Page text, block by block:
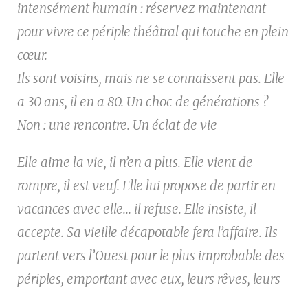
intensément humain : réservez maintenant
pour vivre ce périple théâtral qui touche en plein
cœur.
Ils sont voisins, mais ne se connaissent pas. Elle
a 30 ans, il en a 80. Un choc de générations ?
Non : une rencontre. Un éclat de vie
Elle aime la vie, il n’en a plus. Elle vient de
rompre, il est veuf. Elle lui propose de partir en
vacances avec elle… il refuse. Elle insiste, il
accepte. Sa vieille décapotable fera l’affaire. Ils
partent vers l’Ouest pour le plus improbable des
périples, emportant avec eux, leurs rêves, leurs